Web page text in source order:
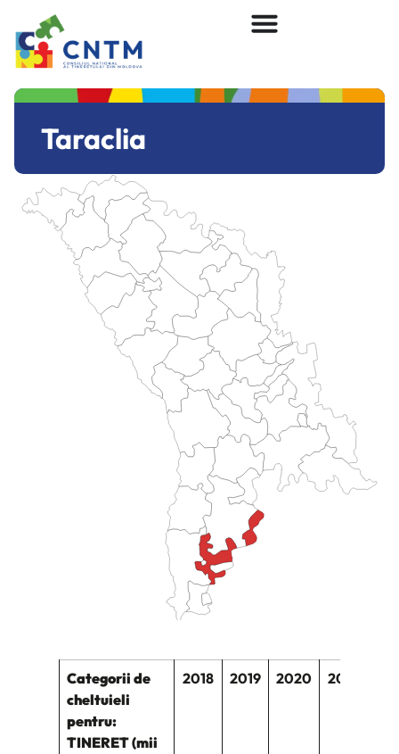
Taraclia
Categorii de
cheltuieli
pentru:
TINERET (mii
2018 2019 2020 2021